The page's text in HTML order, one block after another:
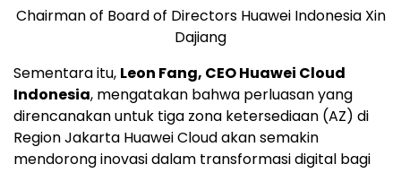
Chairman of Board of Directors Huawei Indonesia Xin
Dajiang
Sementara itu, Leon Fang, CEO Huawei Cloud
Indonesia, mengatakan bahwa perluasan yang
direncanakan untuk tiga zona ketersediaan (AZ) di
Region Jakarta Huawei Cloud akan semakin
mendorong inovasi dalam transformasi digital bagi